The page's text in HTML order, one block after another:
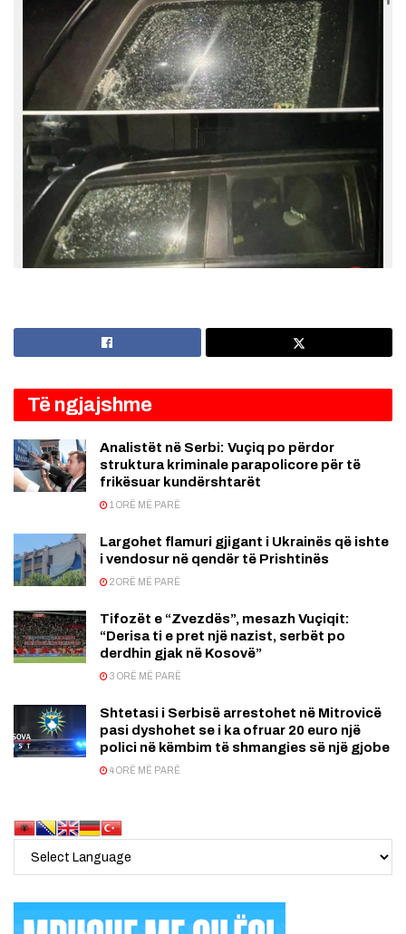
Të ngjajshme
Analistët në Serbi: Vuçiq po përdor
struktura kriminale parapolicore për të
frikësuar kundërshtarët
1 ORË MË PARË
Largohet flamuri gjigant i Ukrainës që ishte
i vendosur në qendër të Prishtinës
2 ORË MË PARË
Tifozët e “Zvezdës”, mesazh Vuçiqit:
“Derisa ti e pret një nazist, serbët po
derdhin gjak në Kosovë”
3 ORË MË PARË
Shtetasi i Serbisë arrestohet në Mitrovicë
pasi dyshohet se i ka ofruar 20 euro një
polici në këmbim të shmangies së një gjobe
4 ORË MË PARË